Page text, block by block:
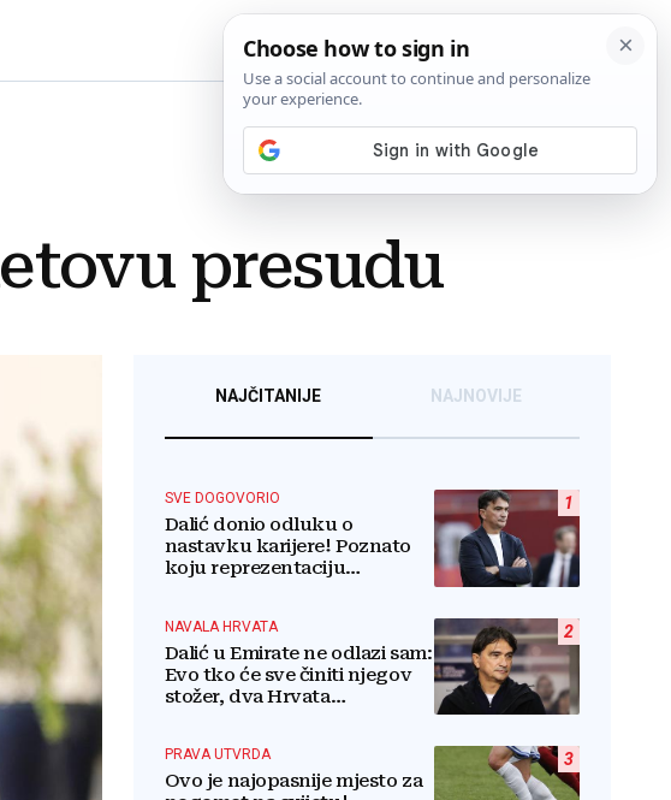
presudu
NAJČITANIJE NAJNOVIJE
1
SVE DOGOVORIO
Dalić donio odluku o
nastavku karijere! Poznato
koju reprezentaciju
2
NAVALA HRVATA
Dalić u Emirate ne odlazi sam:
Evo tko će sve činiti njegov
stožer, dva Hrvata
3
PRAVA UTVRDA
Ovo je najopasnije mjesto za